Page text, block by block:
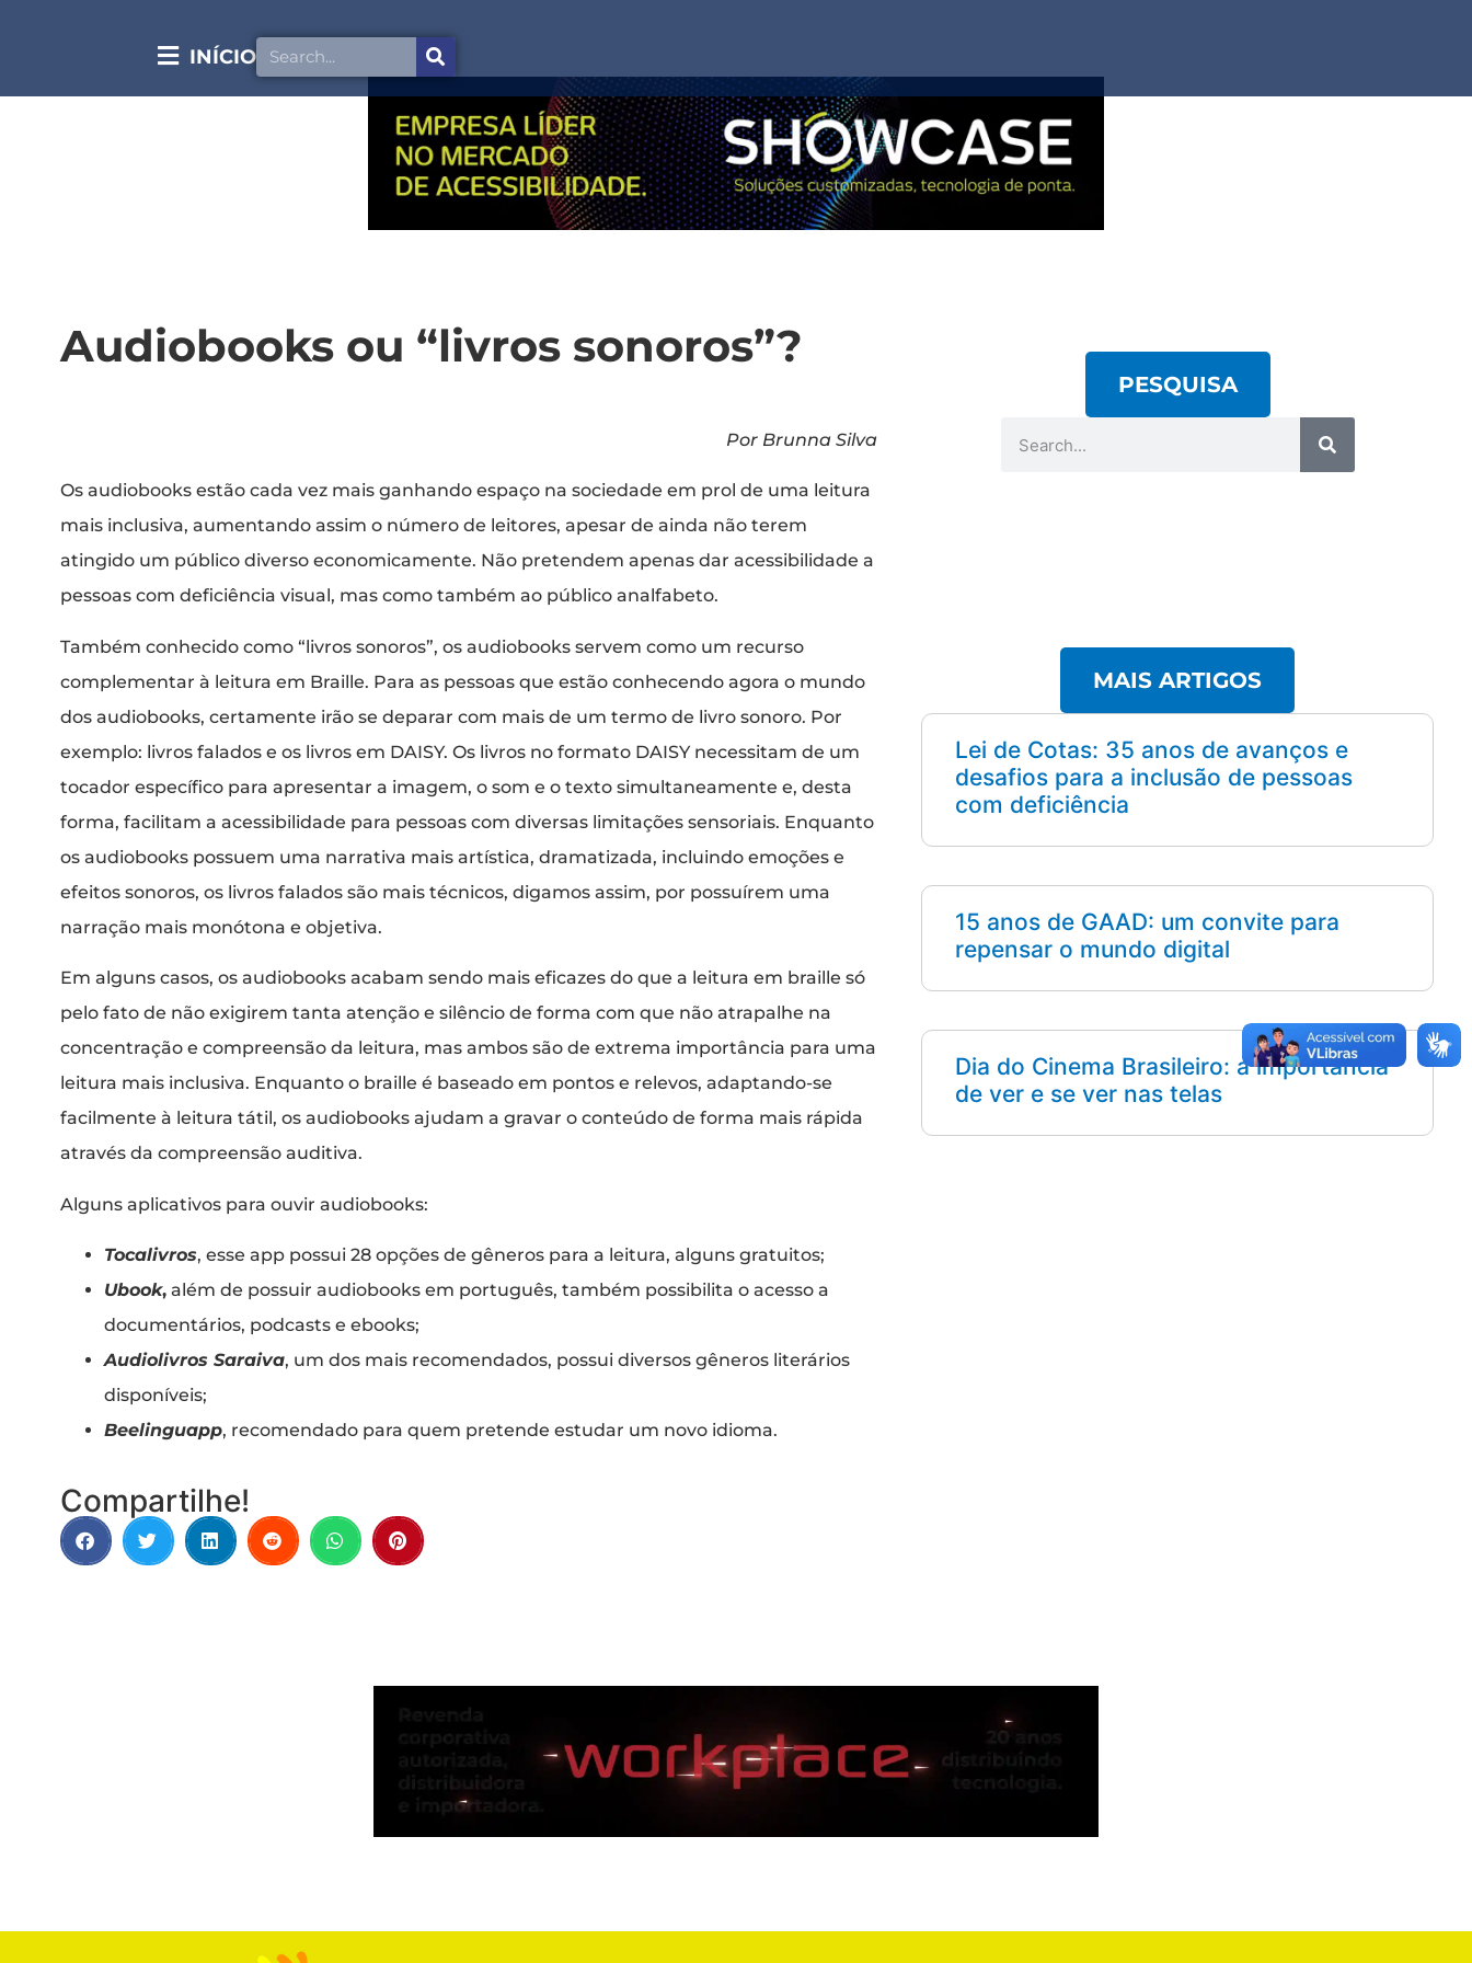
INÍCIO
Audiobooks ou “livros sonoros”?
Por Brunna Silva
Os audiobooks estão cada vez mais ganhando espaço na sociedade em prol de uma leitura
mais inclusiva, aumentando assim o número de leitores, apesar de ainda não terem
atingido um público diverso economicamente. Não pretendem apenas dar acessibilidade a
pessoas com deficiência visual, mas como também ao público analfabeto.
Também conhecido como “livros sonoros”, os audiobooks servem como um recurso
complementar à leitura em Braille. Para as pessoas que estão conhecendo agora o mundo
dos audiobooks, certamente irão se deparar com mais de um termo de livro sonoro. Por
exemplo: livros falados e os livros em DAISY. Os livros no formato DAISY necessitam de um
tocador específico para apresentar a imagem, o som e o texto simultaneamente e, desta
forma, facilitam a acessibilidade para pessoas com diversas limitações sensoriais. Enquanto
os audiobooks possuem uma narrativa mais artística, dramatizada, incluindo emoções e
efeitos sonoros, os livros falados são mais técnicos, digamos assim, por possuírem uma
narração mais monótona e objetiva.
Em alguns casos, os audiobooks acabam sendo mais eficazes do que a leitura em braille só
pelo fato de não exigirem tanta atenção e silêncio de forma com que não atrapalhe na
concentração e compreensão da leitura, mas ambos são de extrema importância para uma
leitura mais inclusiva. Enquanto o braille é baseado em pontos e relevos, adaptando-se
facilmente à leitura tátil, os audiobooks ajudam a gravar o conteúdo de forma mais rápida
através da compreensão auditiva.
Alguns aplicativos para ouvir audiobooks:
Tocalivros, esse app possui 28 opções de gêneros para a leitura, alguns gratuitos;
Ubook, além de possuir audiobooks em português, também possibilita o acesso a
documentários, podcasts e ebooks;
Audiolivros Saraiva, um dos mais recomendados, possui diversos gêneros literários
disponíveis;
Beelinguapp, recomendado para quem pretende estudar um novo idioma.
Compartilhe!
PESQUISA
MAIS ARTIGOS
Lei de Cotas: 35 anos de avanços e
desafios para a inclusão de pessoas
com deficiência
15 anos de GAAD: um convite para
repensar o mundo digital
Dia do Cinema Brasileiro: a importância
de ver e se ver nas telas